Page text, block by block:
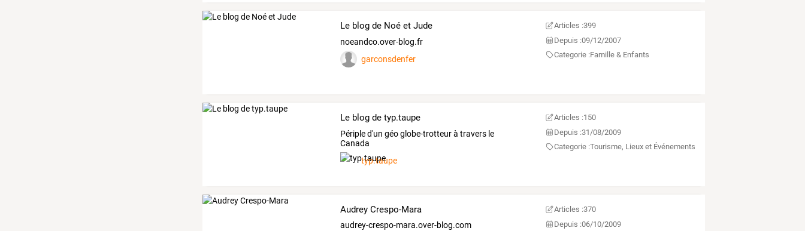
Le blog de Noé et Jude
noeandco.over-blog.fr
garconsdenfer
Articles :399
Depuis :09/12/2007
Categorie :Famille & Enfants
Le blog de typ.taupe
Périple d'un géo globe-trotteur à travers le
Canada
typ.taupe
Articles :150
Depuis :31/08/2009
Categorie :Tourisme, Lieux et Événements
Audrey Crespo-Mara
audrey-crespo-mara.over-blog.com
Articles :370
Depuis :06/10/2009